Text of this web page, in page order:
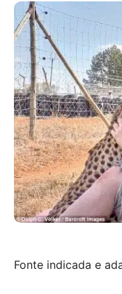
Fonte indicada e